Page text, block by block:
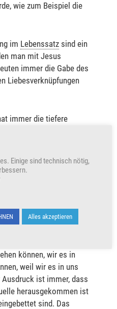
wie zum Beispiel die
im Lebenssatz sind ein
man mit Jesus
immer die Gabe des
Liebesverknüpfungen
immer die tiefere
eine Energie so weit
man nicht schon
hat.
diese Energie schon in
können, wir es in
weil wir es in uns
Ausdruck ist immer, dass
herausgekommen ist
sind. Das
Einige sind technisch nötig,
Alles akzeptieren